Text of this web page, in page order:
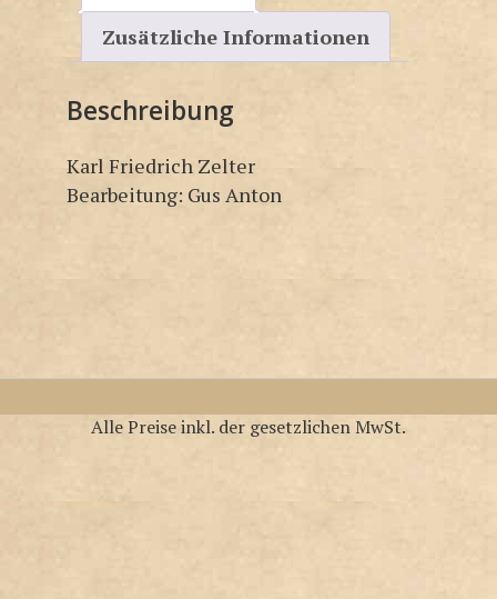
Zusätzliche Informationen
Beschreibung
Karl Friedrich Zelter
Bearbeitung: Gus Anton
Alle Preise inkl. der gesetzlichen MwSt.